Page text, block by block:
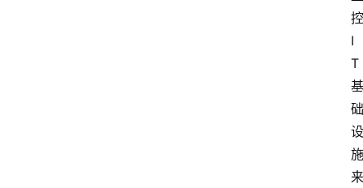
控
I
T
基
础
设
施
来